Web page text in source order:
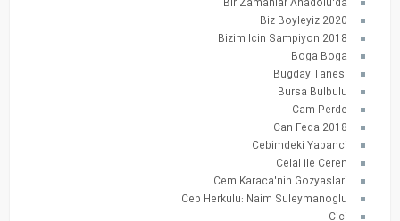
Bir Zamanlar Anadolu'da
Biz Boyleyiz 2020
Bizim Icin Sampiyon 2018
Boga Boga
Bugday Tanesi
Bursa Bulbulu
Cam Perde
Can Feda 2018
Cebimdeki Yabanci
Celal ile Ceren
Cem Karaca'nin Gozyaslari
Cep Herkulu: Naim Suleymanoglu